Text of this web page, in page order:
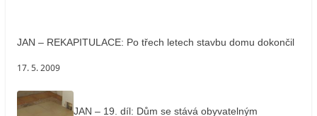
JAN – REKAPITULACE: Po třech letech stavbu domu dokončil
17. 5. 2009
JAN – 19. díl: Dům se stává obyvatelným